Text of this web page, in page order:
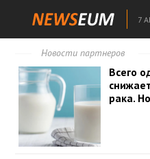
7
Новости партнеров
Всего
рака.